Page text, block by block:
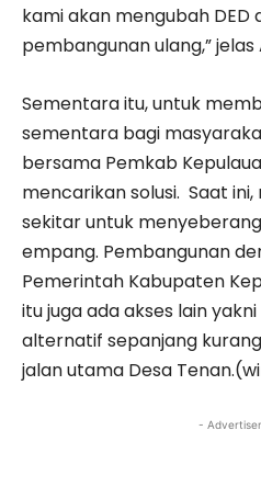
kami akan mengubah DED
pembangunan ulang,” jelas
Sementara itu, untuk
sementara bagi
bersama Pemkab
mencarikan solusi. Saat
sekitar untuk
empang. Pembangunan
Pemerintah Kabupaten
itu juga ada akses lain
alternatif sepanjang
jalan utama Desa
-